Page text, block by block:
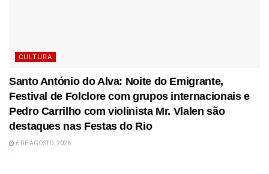
CULTURA
Santo António do Alva: Noite do Emigrante,
Festival de Folclore com grupos internacionais e
Pedro Carrilho com violinista Mr. Vlalen são
destaques nas Festas do Rio
6 DE AGOSTO, 2026